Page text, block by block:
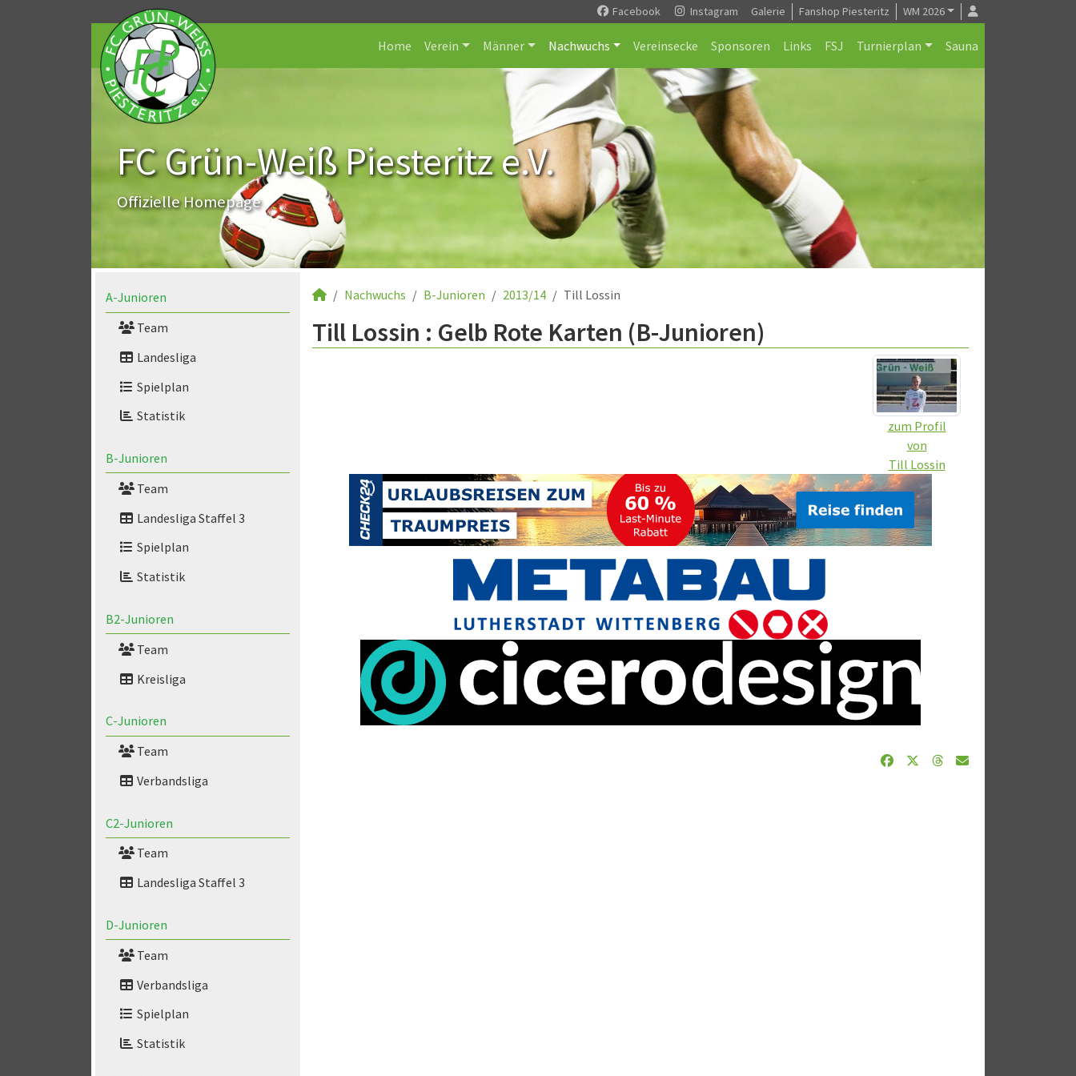
Facebook Instagram Galerie Fanshop Piesteritz WM 2026
Home Verein Männer Nachwuchs Vereinsecke Sponsoren Links FSJ Turnierplan Sauna
FC Grün-Weiß Piesteritz e.V.
Offizielle Homepage
A-Junioren
Team
Landesliga
Spielplan
Statistik
B-Junioren
Team
Landesliga Staffel 3
Spielplan
Statistik
B2-Junioren
Team
Kreisliga
C-Junioren
Team
Verbandsliga
C2-Junioren
Team
Landesliga Staffel 3
D-Junioren
Team
Verbandsliga
Spielplan
Statistik
Nachwuchs B-Junioren 2013/14 Till Lossin
Till Lossin : Gelb Rote Karten (B-Junioren)
zum Profil
von
Till Lossin